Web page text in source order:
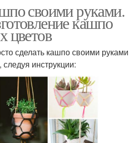
своими руками.
кашпо
цветов
сделать кашпо своими руками
инструкции: